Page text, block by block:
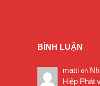
BÌNH LUẬN
matti on
Hiệp Phát